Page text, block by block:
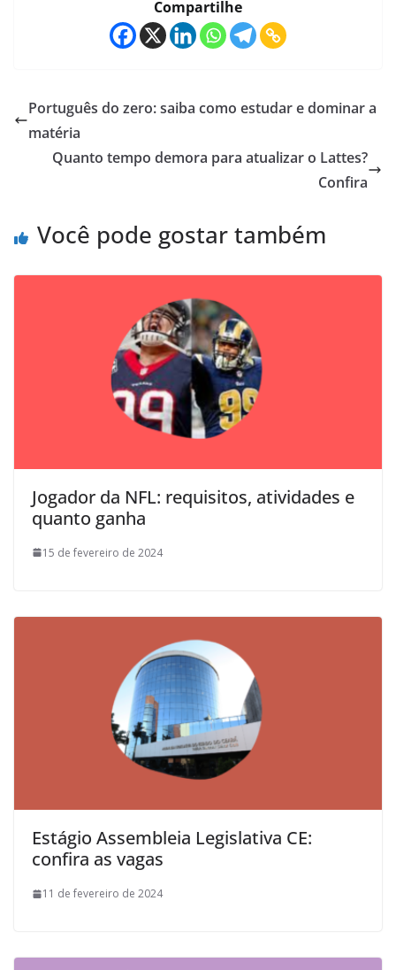
Compartilhe
Português do zero: saiba como estudar e dominar a
matéria
Quanto tempo demora para atualizar o Lattes?
Confira
Você pode gostar também
Jogador da NFL: requisitos, atividades e
quanto ganha
15 de fevereiro de 2024
Estágio Assembleia Legislativa CE:
confira as vagas
11 de fevereiro de 2024